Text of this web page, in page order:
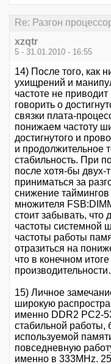
Re: Разгон
xzqtr
5 - 31.01.2010 - 16:55
14) После того, как
ухищрений и
частоте не
говорить о
связки плата-
понижаем частоту
достигнутого и
и продолжительное
стабильность. При
после хотя-бы двух-
приниматься за
снижение
множителя
стоит забывать,
частоты системной
частоты работы
отразиться на
что в конечном
15) Личное
широкую
именно DDR2 PC2-
стабильной работы,
используемой
повседневную
именно в 333MHz.